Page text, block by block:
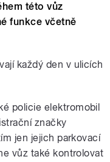
této vůz
funkce včetně
každý den v ulicích
policie elektromobil
značky
jen jejich parkovací
vůz také kontrolovat